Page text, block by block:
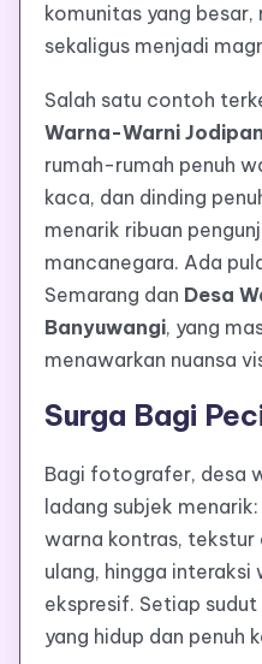
komunitas yang
sekaligus menjadi
Salah satu contoh
Warna-Warni Jodipan
rumah-rumah penuh
kaca, dan dinding
menarik ribuan
mancanegara. Ada
Semarang dan Desa
Banyuwangi, yang
menawarkan nuansa
Surga Bagi
Bagi fotografer, desa
ladang subjek
warna kontras,
ulang, hingga interaksi
ekspresif. Setiap
yang hidup dan penuh